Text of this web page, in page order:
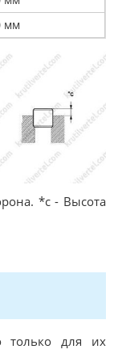
мм
*с - Высота
только для их